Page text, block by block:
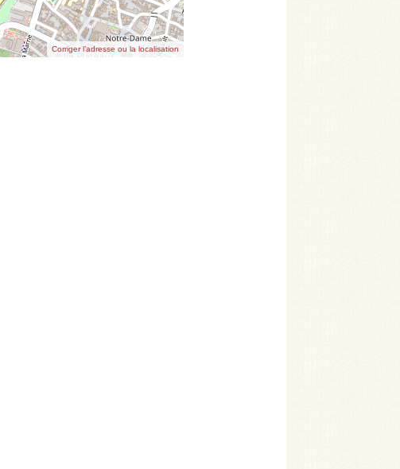
Corriger l’adresse ou la localisation